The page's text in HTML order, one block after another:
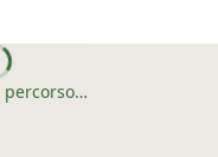
percorso…